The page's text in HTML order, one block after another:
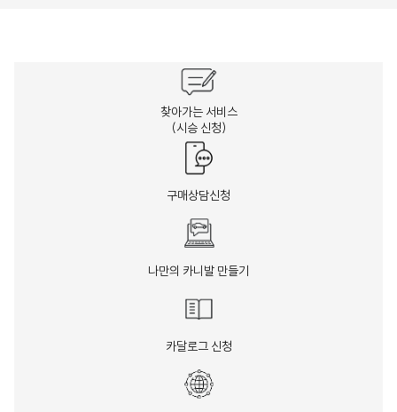
찾아가는 서비스
(시승 신청)
구매상담신청
나만의 카니발 만들기
카달로그 신청